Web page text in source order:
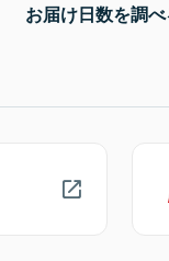
お届け日数を調